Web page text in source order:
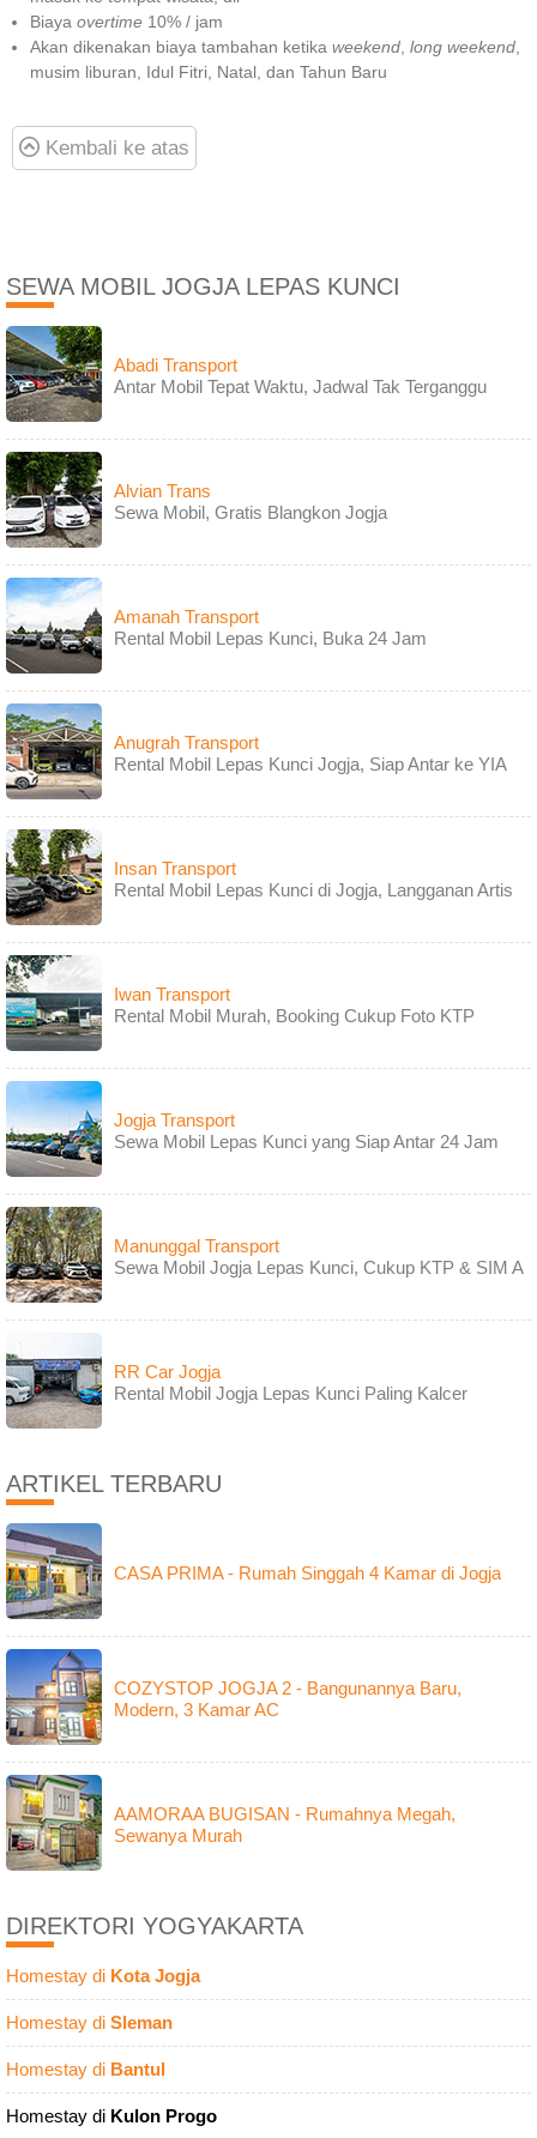
Biaya overtime 10% / jam
Akan dikenakan biaya tambahan ketika weekend long weekend
musim liburan, Idul Fitri, Natal, dan Tahun Baru
Kembali ke atas
SEWA MOBIL JOGJA LEPAS KUNCI
Abadi Transport
Antar Mobil Tepat Waktu, Jadwal Tak Terganggu
Alvian Trans
Sewa Mobil, Gratis Blangkon Jogja
Amanah Transport
Rental Mobil Lepas Kunci, Buka 24 Jam
Anugrah Transport
Rental Mobil Lepas Kunci Jogja, Siap Antar ke YIA
Insan Transport
Rental Mobil Lepas Kunci di Jogja, Langganan Artis
Iwan Transport
Rental Mobil Murah, Booking Cukup Foto KTP
Jogja Transport
Sewa Mobil Lepas Kunci yang Siap Antar 24 Jam
Manunggal Transport
Sewa Mobil Jogja Lepas Kunci, Cukup KTP & SIM A
RR Car Jogja
Rental Mobil Jogja Lepas Kunci Paling Kalcer
ARTIKEL TERBARU
CASA PRIMA - Rumah Singgah 4 Kamar di Jogja
COZYSTOP JOGJA 2 - Bangunannya Baru,
Modern, 3 Kamar AC
AAMORAA BUGISAN - Rumahnya Megah,
Sewanya Murah
DIREKTORI YOGYAKARTA
Homestay di Kota Jogja
Homestay di Sleman
Homestay di Bantul
Homestay di Kulon Progo